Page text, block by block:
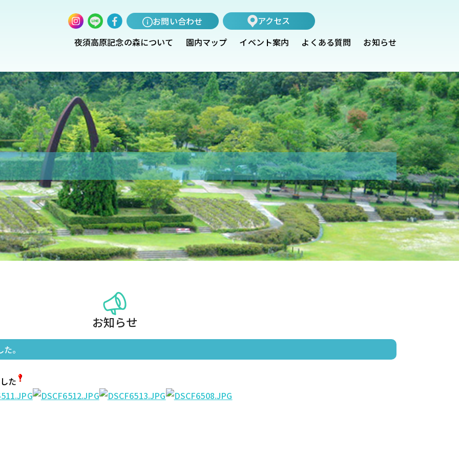
お問い合わせ
アクセス
夜須高原記念の森について
園内マップ イベント案内 よくある質問 お知らせ
お知らせ
。
した